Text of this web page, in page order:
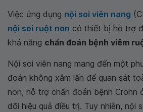
Việc ứng dụng nội soi viên nang
nội soi ruột non có thiết bị hỗ trợ
khả năng chẩn đoán bệnh viêm
Nội soi viên nang mang đến một
đoán không xâm lấn để quan sát
non, hỗ trợ chẩn đoán bệnh Crohn
dõi hiệu quả điều trị. Tuy nhiên, nội